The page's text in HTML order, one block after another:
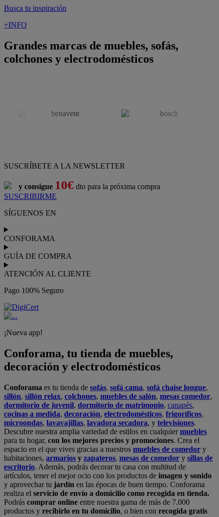
Busca tu inspiración
+INFO
Grandes marcas de muebles, sofás,
colchones y electrodomésticos
SUSCRÍBETE A LA NEWSLETTER
y consigue 10€ dto para la próxima compra
SUSCRIBIRME
SÍGUENOS EN
CONFORAMA
GUÍA DE COMPRA
ATENCIÓN AL CLIENTE
Pago 100% Seguro
¡Nueva app!
Conforama, tu tienda de muebles,
decoración y electrodomésticos
Conforama es tu tienda de sofás, sofá cama, sofá chaise longue,
sillón, sillón relax, colchones, muebles de salón, mesas comedor,
dormitorio de juvenil, dormitorio de matrimonio, canapés,
cocinas a medida, decoración, electrodomésticos, frigoríficos,
microondas, lavavajillas, lavadora secadora, y televisiones.
Descubre nuestra amplia variedad de estilos en cualquiermuebles
para tu hogar, con los mejores precios y promociones. Crea el
espacio en el que vives gracias a nuestros muebles de comedor y
habitaciones, armarios y zapateros, mesas de comedor y sillas de
escritorio. Además, podrás decorar tu casa con multitud de
artículos, tener el mejor ocio con los productos de imagen y sonido
y aprovechar tu jardín en las épocas de buen tiempo. Conforama
realiza el servicio de envío a domicilio como recogida en tienda.
Podrás comprar online entre nuestra gama de más de 7.000
productos y recibirlo en tu domicilio, o bien con recogida gratis